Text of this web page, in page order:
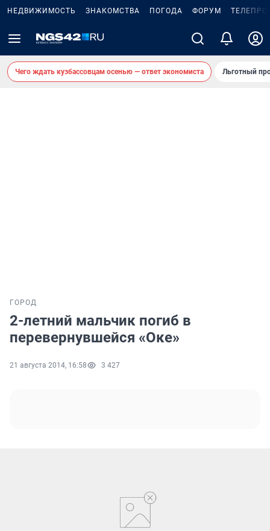
НЕДВИЖИМОСТЬ ЗНАКОМСТВА ПОГОДА ФОРУМ
Чего ждать кузбассовцам осенью — ответ экономиста Льготный
ГОРОД
2-летний мальчик погиб в
перевернувшейся «Оке»
21 августа 2014, 16:58 3 427